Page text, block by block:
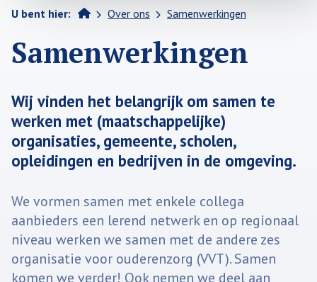
U bent hier:
Home > Over ons Samenwerkingen
Samenwerkingen
Wij vinden het belangrijk om samen te
werken met (maatschappelijke)
organisaties, gemeente, scholen,
opleidingen en bedrijven in de omgeving.
We vormen samen met enkele collega
aanbieders een lerend netwerk en op regionaal
niveau werken we samen met de andere zes
organisatie voor ouderenzorg (VVT). Samen
komen we verder! Ook nemen we deel aan